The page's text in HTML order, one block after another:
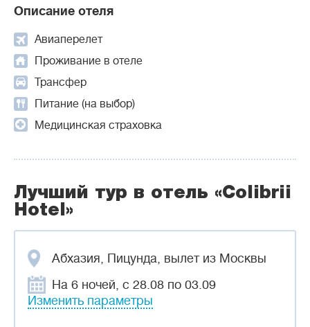
Описание отеля
Авиаперелет
Проживание в отеле
Трансфер
Питание (на выбор)
Медицинская страховка
Лучший тур в отель «Colibrii
Hotel»
Абхазия, Пицунда, вылет из Москвы
На 6 ночей, с 28.08 по 03.09
Изменить параметры